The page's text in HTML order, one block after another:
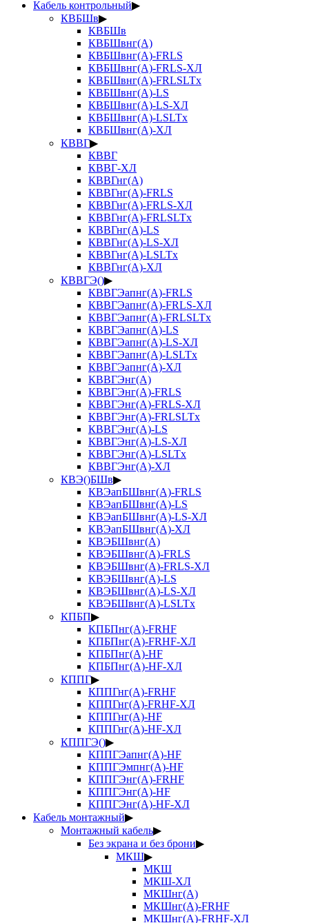
Кабель контрольный▶
КВБШв▶
КВБШв
КВБШвнг(А)
КВБШвнг(А)-FRLS
КВБШвнг(А)-FRLS-ХЛ
КВБШвнг(А)-FRLSLTx
КВБШвнг(А)-LS
КВБШвнг(А)-LS-ХЛ
КВБШвнг(А)-LSLTx
КВБШвнг(А)-ХЛ
КВВГ▶
КВВГ
КВВГ-ХЛ
КВВГнг(А)
КВВГнг(А)-FRLS
КВВГнг(А)-FRLS-ХЛ
КВВГнг(А)-FRLSLTx
КВВГнг(А)-LS
КВВГнг(А)-LS-ХЛ
КВВГнг(А)-LSLTx
КВВГнг(А)-ХЛ
КВВГЭ()▶
КВВГЭапнг(А)-FRLS
КВВГЭапнг(А)-FRLS-ХЛ
КВВГЭапнг(А)-FRLSLTx
КВВГЭапнг(А)-LS
КВВГЭапнг(А)-LS-ХЛ
КВВГЭапнг(А)-LSLTx
КВВГЭапнг(А)-ХЛ
КВВГЭнг(А)
КВВГЭнг(А)-FRLS
КВВГЭнг(А)-FRLS-ХЛ
КВВГЭнг(А)-FRLSLTx
КВВГЭнг(А)-LS
КВВГЭнг(А)-LS-ХЛ
КВВГЭнг(А)-LSLTx
КВВГЭнг(А)-ХЛ
КВЭ()БШв▶
КВЭапБШвнг(А)-FRLS
КВЭапБШвнг(А)-LS
КВЭапБШвнг(А)-LS-ХЛ
КВЭапБШвнг(А)-ХЛ
КВЭБШвнг(А)
КВЭБШвнг(А)-FRLS
КВЭБШвнг(А)-FRLS-ХЛ
КВЭБШвнг(А)-LS
КВЭБШвнг(А)-LS-ХЛ
КВЭБШвнг(А)-LSLTx
КПБП▶
КПБПнг(А)-FRHF
КПБПнг(А)-FRHF-ХЛ
КПБПнг(А)-HF
КПБПнг(А)-HF-ХЛ
КППГ▶
КППГнг(А)-FRHF
КППГнг(А)-FRHF-ХЛ
КППГнг(А)-HF
КППГнг(А)-HF-ХЛ
КППГЭ()▶
КППГЭапнг(А)-HF
КППГЭмпнг(А)-HF
КППГЭнг(А)-FRHF
КППГЭнг(А)-HF
КППГЭнг(А)-HF-ХЛ
Кабель монтажный▶
Монтажный кабель▶
Без экрана и без брони▶
МКШ▶
МКШ
МКШ-ХЛ
МКШнг(А)
МКШнг(А)-FRHF
МКШнг(А)-FRHF-ХЛ